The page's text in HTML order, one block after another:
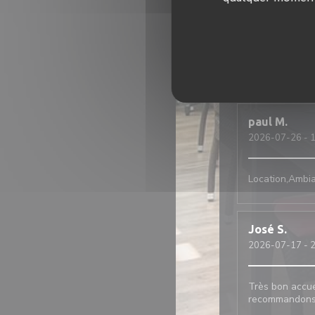
Nous
paul M
2026-07-26 -
José S
2026-07-17 -
Très bon